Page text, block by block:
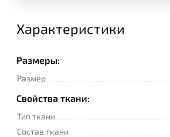
Характеристики
Размеры:
Размер
Свойства ткани:
Тип ткани
Состав ткани